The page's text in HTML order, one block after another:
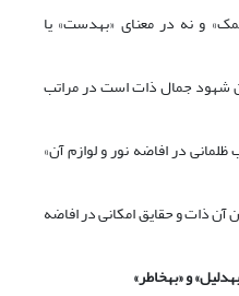
و نه در معنای «به‏دست» یا
شهود جمال ذات است در مراتب
در افاضه نور و لوازم آن»
آن ذات و حقایق امکانی در افاضه